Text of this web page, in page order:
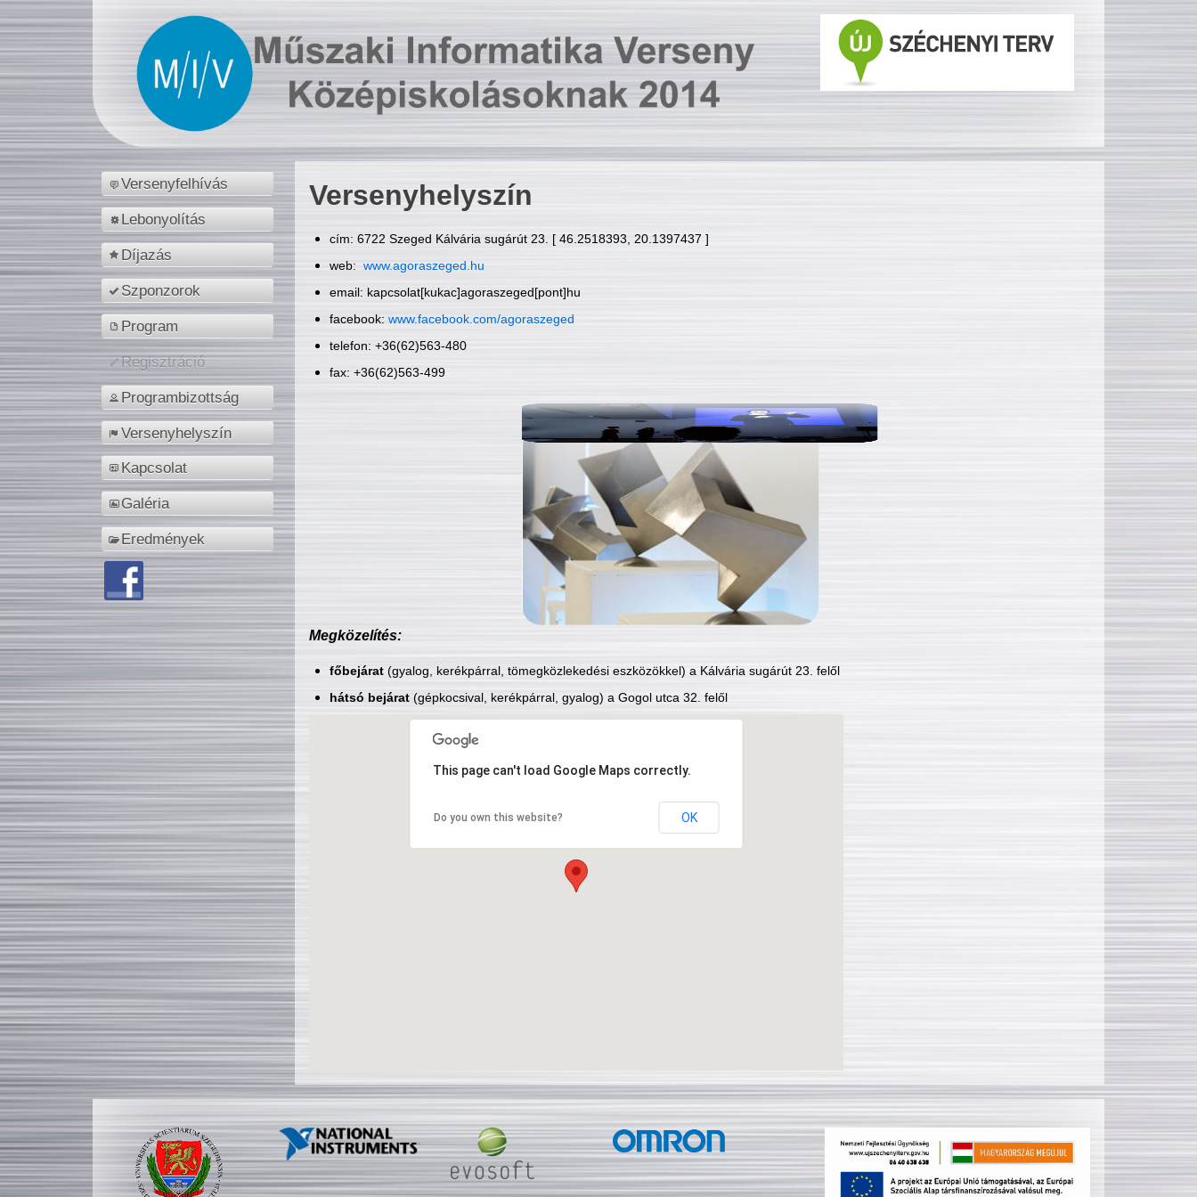
Versenyfelhívás
Lebonyolítás
Díjazás
Szponzorok
Program
Regisztráció
Programbizottság
Versenyhelyszín
Kapcsolat
Galéria
Eredmények
Versenyhelyszín
cím: 6722 Szeged Kálvária sugárút 23. [ 46.2518393, 20.1397437 ]
web: www.agoraszeged.hu
email: kapcsolat[kukac]agoraszeged[pont]hu
facebook: www.facebook.com/agoraszeged
telefon: +36(62)563-480
fax: +36(62)563-499
Megközelítés:
főbejárat(gyalog, kerékpárral, tömegközlekedési eszközökkel) a Kálvária sugárút 23. felől
hátsó bejárat(gépkocsival, kerékpárral, gyalog) a Gogol utca 32. felől
This page can't load Google Maps correctly.
Do you own this website? OK